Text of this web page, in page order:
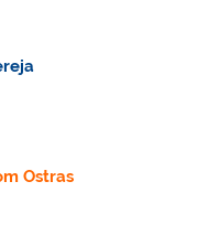
Ostras